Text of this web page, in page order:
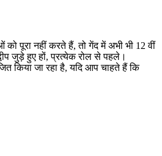
नहीं करते हैं, तो गेंद में अभी भी 12 वीं
जुड़े हुए हों, प्रत्येक रोल से पहले।
किया जा रहा है, यदि आप चाहते हैं कि